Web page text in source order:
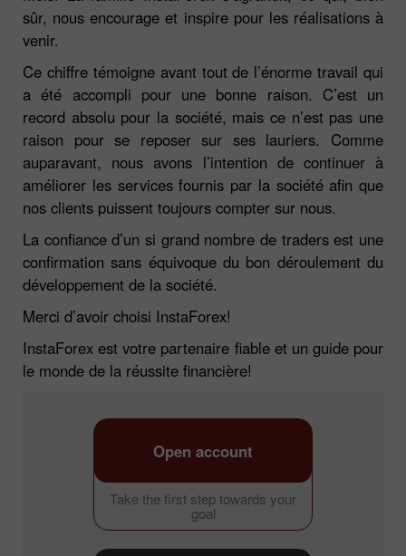
sûr, nous encourage et inspire pour les réalisations à
venir.
Ce chiffre témoigne avant tout de l’énorme travail qui
a été accompli pour une bonne raison. C’est un
record absolu pour la société, mais ce n’est pas une
raison pour se reposer sur ses lauriers. Comme
auparavant, nous avons l’intention de continuer à
améliorer les services fournis par la société afin que
nos clients puissent toujours compter sur nous.
La confiance d’un si grand nombre de traders est une
confirmation sans équivoque du bon déroulement du
développement de la société.
Merci d’avoir choisi InstaForex!
InstaForex est votre partenaire fiable et un guide pour
le monde de la réussite financière!
Take the first step towards your
goal
Open account